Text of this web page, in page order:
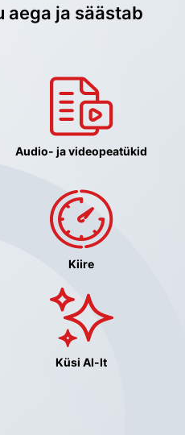
aega ja säästab
Audio- ja videopeatükid
Kiire
Küsi AI-lt